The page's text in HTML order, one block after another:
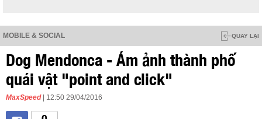
MOBILE & SOCIAL QUAY LẠI
Dog Mendonca - Ám ảnh thành phố
quái vật "point and click"
MaxSpeed | 12:50 29/04/2016